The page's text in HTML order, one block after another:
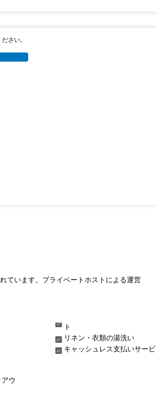
さい。
ています。プライベートホストによる運営
ウ
ト
リネン・衣類の湯洗い
キャッシュレス支払いサービ